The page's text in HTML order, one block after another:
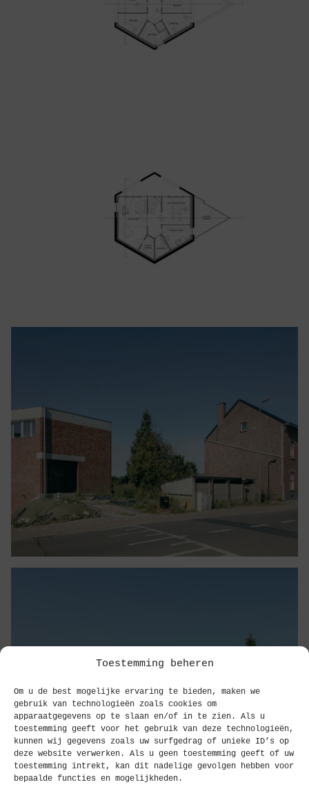
Toestemming beheren
Om u de best mogelijke ervaring te bieden, maken we
gebruik van technologieën zoals cookies om
apparaatgegevens op te slaan en/of in te zien. Als u
toestemming geeft voor het gebruik van deze technologieën,
kunnen wij gegevens zoals uw surfgedrag of unieke ID’s op
deze website verwerken. Als u geen toestemming geeft of uw
toestemming intrekt, kan dit nadelige gevolgen hebben voor
bepaalde functies en mogelijkheden.